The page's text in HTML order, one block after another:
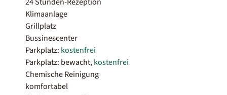
Klimaanlage
Grillplatz
Bussinescenter
Parkplatz: kostenfrei
Parkplatz: bewacht,kostenfrei
Chemische Reinigung
komfortabel